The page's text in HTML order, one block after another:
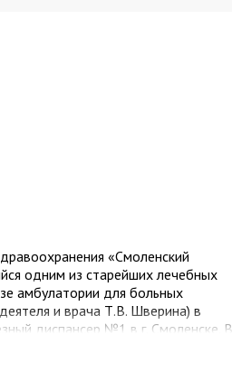
«Смоленский
одним из старейших лечебных
амбулатории для больных
и врача Т.В. Шверина) в
диспансер №1 в г. Смоленске. В
был переименован в